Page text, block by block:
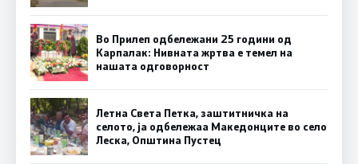
Во Прилеп одбележани 25 години од
Карпалак: Нивната жртва е темел на
нашата одговорност
Летна Света Петка, заштитничка на
селото, ја одбележаа Македонците во село
Леска, Општина Пустец